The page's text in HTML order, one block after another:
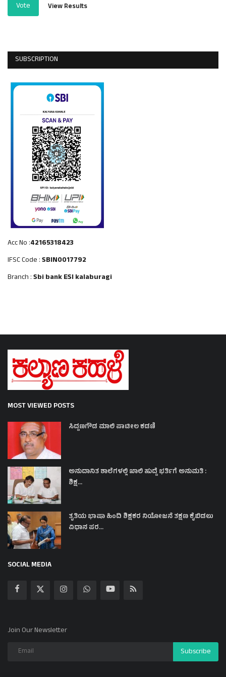
Vote View Results
SUBSCRIPTION
Acc No :42165318423
IFSC Code :SBIN0017792
Branch :Sbi bank ESI kalaburagi
MOST VIEWED POSTS
ಸಿದ್ದಣಗೌಡ ಮಾಲಿ ಪಾಟೀಲ ಕಡಣಿ
ಅನುದಾನಿತ ಶಾಲೆಗಳಲ್ಲಿ ಖಾಲಿ ಹುದ್ದೆ ಭರ್ತಿಗೆ ಅನುಮತಿ :
ಶಿಕ್ಷ...
ತೃತಿಯ ಭಾಷಾ ಹಿಂದಿ ಶಿಕ್ಷಕರ ನಿಯೋಜನೆ ತಕ್ಷಣ ಕೈಬಿಡಲು
ವಿಧಾನ ಪರ...
SOCIAL MEDIA
Join Our Newsletter
Subscribe